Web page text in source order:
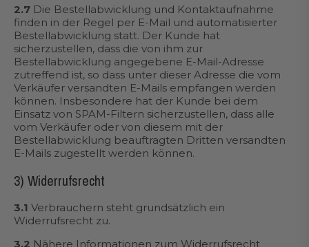
2.7 Die Bestellabwicklung und Kontaktaufnahme
finden in der Regel per E-Mail und automatisierter
Bestellabwicklung statt. Der Kunde hat
sicherzustellen, dass die von ihm zur
Bestellabwicklung angegebene E-Mail-Adresse
zutreffend ist, so dass unter dieser Adresse die vom
Verkäufer versandten E-Mails empfangen werden
können. Insbesondere hat der Kunde bei dem
Einsatz von SPAM-Filtern sicherzustellen, dass alle
vom Verkäufer oder von diesem mit der
Bestellabwicklung beauftragten Dritten versandten
E-Mails zugestellt werden können.
3) Widerrufsrecht
3.1 Verbrauchern steht grundsätzlich ein
Widerrufsrecht zu.
3.2 Nähere Informationen zum Widerrufsrecht